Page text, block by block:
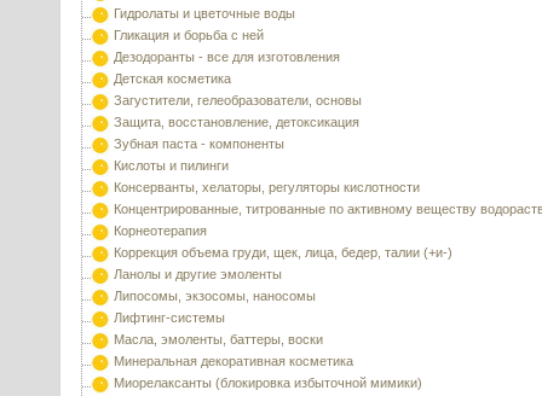
Гидролаты и цветочные воды
Гликация и борьба с ней
Дезодоранты - все для изготовления
Детская косметика
Загустители, гелеобразователи, основы
Защита, восстановление, детоксикация
Зубная паста - компоненты
Кислоты и пилинги
Консерванты, хелаторы, регуляторы кислотности
Концентрированные, титрованные по активному веществу
Корнеотерапия
Коррекция объема груди, щек, лица, бедер, талии (+и-)
Ланолы и другие эмоленты
Липосомы, экзосомы, наносомы
Лифтинг-системы
Масла, эмоленты, баттеры, воски
Минеральная декоративная косметика
Миорелаксанты (блокировка избыточной мимики)